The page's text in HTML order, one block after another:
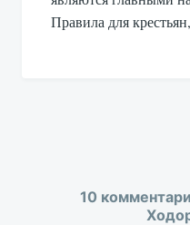
Правила для
10